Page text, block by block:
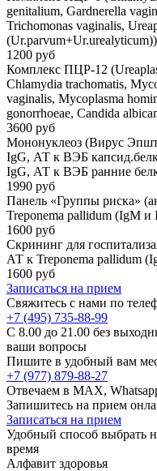
genitalium, Gardnerella
Trichomonas vaginalis,
(Ur.parvum+Ur.urealyticum))
1200 руб
Комплекс ПЦР-12
Chlamydia trachomatis,
vaginalis, Mycoplasma
gonorrhoeae, Candida
3600 руб
Мононуклеоз (Вирус
IgG, АТ к ВЭБ
IgG, АТ к ВЭБ ранние
1990 руб
Панель «Группы риска»
Treponema pallidum (IgM
1600 руб
Скрининг для
АТ к Treponema pallidum
1600 руб
Записаться на прием
Свяжитесь с нами по
+7 (495) 735-88-99
C 8.00 до 21.00 без
ваши вопросы
Пишите в удобный вам
+7 (977) 879-88-27
Отвечаем в MAX,
Запишитесь на прием
Записаться на прием
Удобный способ выбрать
время
Алфавит здоровья